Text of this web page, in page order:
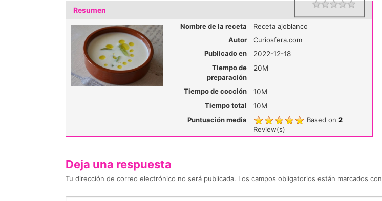
Resumen Rating
Nombre de la receta
Receta ajoblanco
Autor
Curiosfera.com
Publicado en
2022-12-18
Tiempo de
preparación
20M
Tiempo de cocción
10M
Tiempo total
10M
Puntuación media
Based on 2
Review(s)
Deja una respuesta
Tu dirección de correo electrónico no será publicada. Los campos obligatorios están marcados con